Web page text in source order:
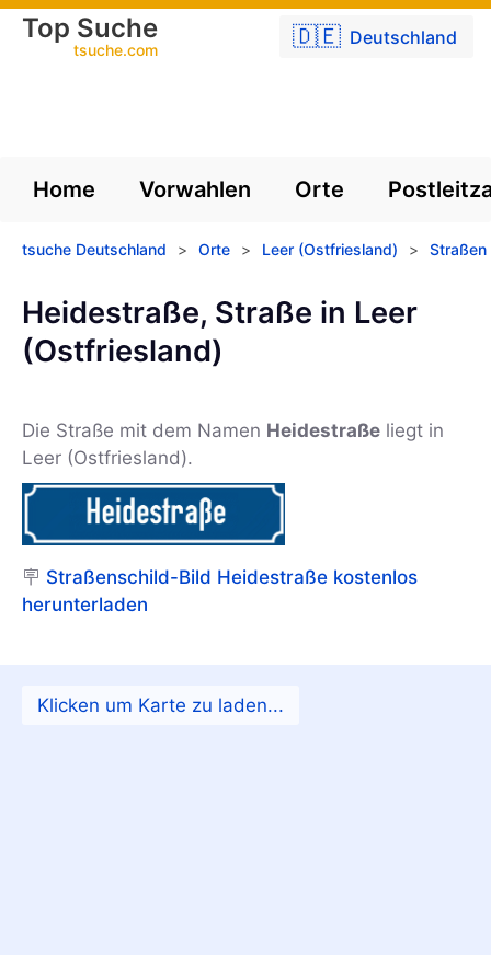
🇩🇪 Deutschland
Top Suche
tsuche.com
Home Vorwahlen Orte
tsuche Deutschland > Orte > Leer (Ostfriesland) > Straßen
Heidestraße, Straße in Leer
(Ostfriesland)
Die Straße mit dem Namen Heidestraße liegt in
Leer (Ostfriesland).
🪧 Straßenschild-Bild Heidestraße kostenlos
herunterladen